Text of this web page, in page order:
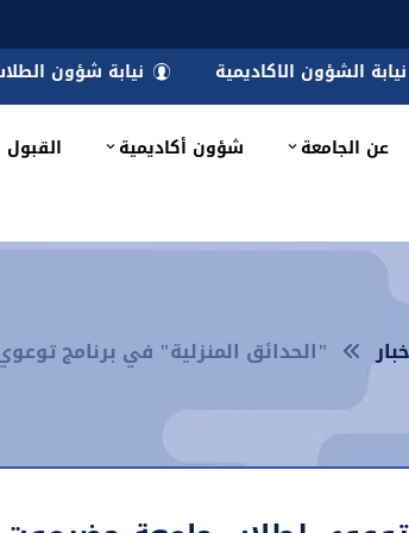
نيابة الشؤون الاكاديمية
نيابة شؤون
عن الجامعة شؤون أكاديمية
"الحدائق المنزلية" في برنامج